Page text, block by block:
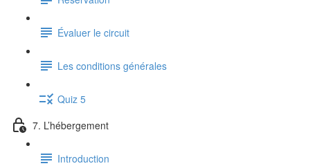
Évaluer le circuit
Les conditions générales
Quiz 5
7. L’hébergement
Introduction